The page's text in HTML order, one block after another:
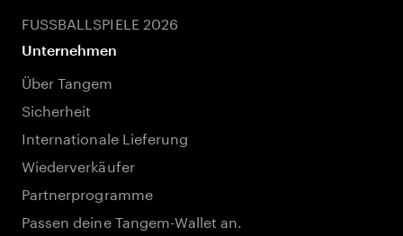
FUSSBALLSPIELE 2026
Unternehmen
Über Tangem
Sicherheit
Internationale Lieferung
Wiederverkäufer
Partnerprogramme
Passen deine Tangem-Wallet an.